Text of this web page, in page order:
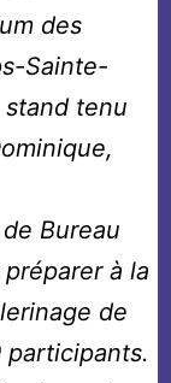
des
Sainte-
stand tenu
Bureau
à la
de
participants.